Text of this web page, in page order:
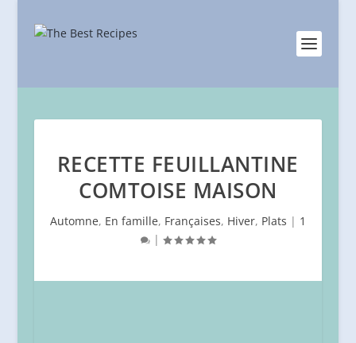
RECETTE FEUILLANTINE
COMTOISE MAISON
Automne, En famille, Françaises, Hiver, Plats | 1
|